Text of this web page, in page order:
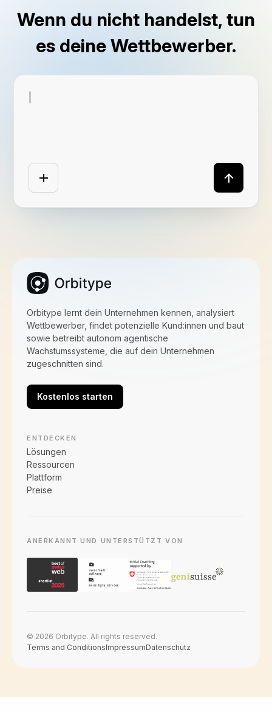
Wenn du nicht handelst, tun
es deine Wettbewerber.
Orbitype lernt dein Unternehmen kennen, analysiert
Wettbewerber, findet potenzielle Kund:innen und baut
sowie betreibt autonom agentische
Wachstumssysteme, die auf dein Unternehmen
zugeschnitten sind.
Kostenlos starten
ENTDECKEN
Lösungen
Ressourcen
Plattform
Preise
ANERKANNT UND UNTERSTÜTZT VON
© 2026 Orbitype. All rights reserved.
Terms and ConditionsImpressumDatenschutz